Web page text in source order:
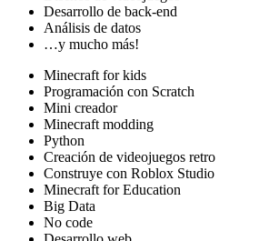
Desarrollo de back-end
Análisis de datos
…y mucho más!
Minecraft for kids
Programación con Scratch
Mini creador
Minecraft modding
Python
Creación de videojuegos retro
Construye con Roblox Studio
Minecraft for Education
Big Data
No code